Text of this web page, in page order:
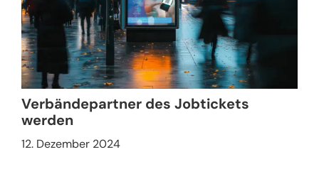
Verbändepartner des Jobtickets
werden
12. Dezember 2024